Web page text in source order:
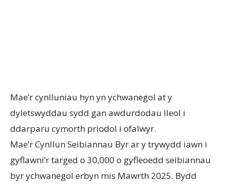
Mae’r cynlluniau hyn yn ychwanegol at y
dyletswyddau sydd gan awdurdodau lleol i
ddarparu cymorth priodol i ofalwyr.
Mae’r Cynllun Seibiannau Byr ar y trywydd iawn i
gyflawni’r targed o 30,000 o gyfleoedd seibiannau
byr ychwanegol erbyn mis Mawrth 2025. Bydd